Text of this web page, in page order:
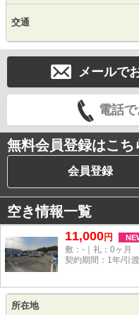
交通
メールで
電話
無料会員登録はこち
会員登録
空き情報一覧
11,000円
敷：-｜礼：0ヶ月
契約期間：1年/引
所在地